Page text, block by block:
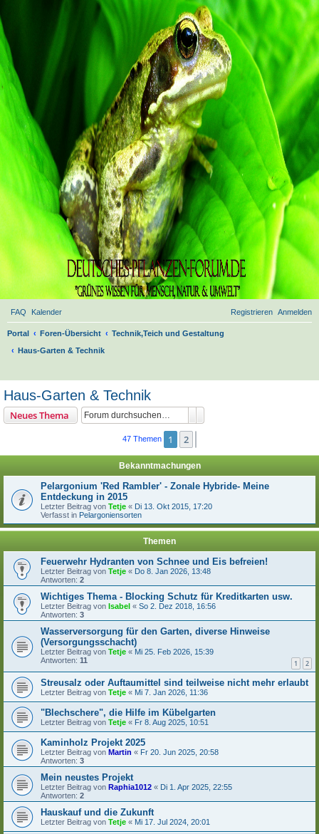
FAQ Kalender Anmelden
Registrieren
Portal Foren-Übersicht
Technik,Teich und Gestaltung
Haus-Garten & Technik
Haus-Garten & Technik
Neues Thema
47 Themen 1 2
Bekanntmachungen
Pelargonium 'Red Rambler' - Zonale Hybride- Meine
Entdeckung in 2015
Letzter Beitrag von Tetje « Di 13. Okt 2015, 17:20
Verfasst in Pelargoniensorten
Themen
Feuerwehr Hydranten von Schnee und Eis befreien!
Letzter Beitrag von Tetje « Do 8. Jan 2026, 13:48
Antworten: 2
Wichtiges Thema - Blocking Schutz für Kreditkarten usw.
Letzter Beitrag von Isabel « So 2. Dez 2018, 16:56
Antworten: 3
Wasserversorgung für den Garten, diverse Hinweise
(Versorgungsschacht)
Letzter Beitrag von Tetje « Mi 25. Feb 2026, 15:39
Antworten: 11 1 2
Streusalz oder Auftaumittel sind teilweise nicht mehr erlaubt
Letzter Beitrag von Tetje « Mi 7. Jan 2026, 11:36
"Blechschere", die Hilfe im Kübelgarten
Letzter Beitrag von Tetje « Fr 8. Aug 2025, 10:51
Kaminholz Projekt 2025
Letzter Beitrag von Martin « Fr 20. Jun 2025, 20:58
Antworten: 3
Mein neustes Projekt
Letzter Beitrag von Raphia1012 « Di 1. Apr 2025, 22:55
Antworten: 2
Hauskauf und die Zukunft
Letzter Beitrag von Tetje « Mi 17. Jul 2024, 20:01